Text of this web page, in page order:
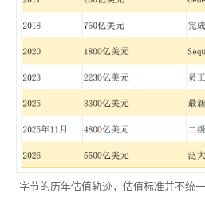
字节的历年估值轨迹，估值标准并不统一